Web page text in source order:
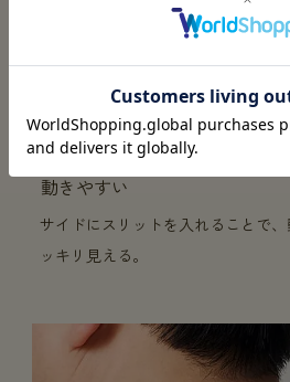
動きやすい
サイドにスリットを入れることで
ッキリ見える。